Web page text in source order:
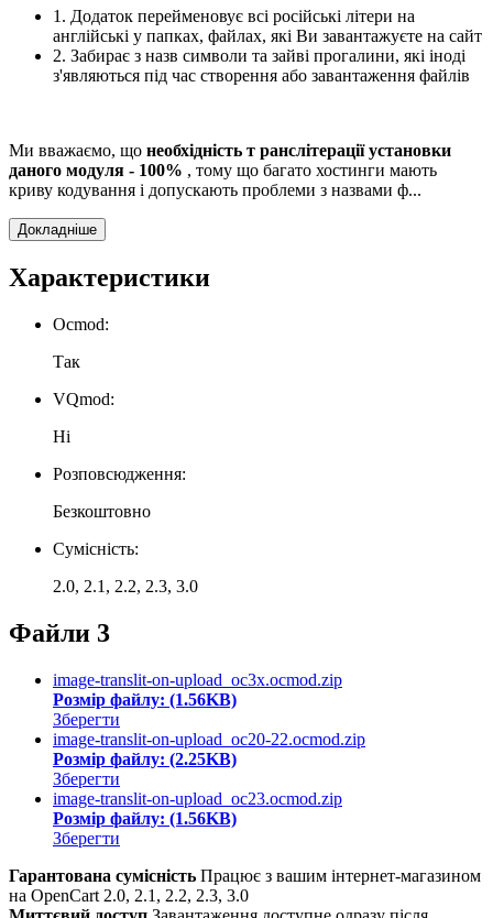
1. Додаток перейменовує всі російські літери на
англійські у папках, файлах, які Ви завантажуєте на сайт
2. Забирає з назв символи та зайві прогалини, які іноді
з'являються під час створення або завантаження файлів
Ми вважаємо, що необхідність т ранслітерації установки
даного модуля - 100% , тому що багато хостинги мають
криву кодування і допускають проблеми з назвами ф...
Докладніше
Характеристики
Ocmod:
Так
VQmod:
Ні
Розповсюдження:
Безкоштовно
Сумісність:
2.0, 2.1, 2.2, 2.3, 3.0
Файли 3
image-translit-on-upload_oc3x.ocmod.zip
Розмір файлу: (1.56KB)
Зберегти
image-translit-on-upload_oc20-22.ocmod.zip
Розмір файлу: (2.25KB)
Зберегти
image-translit-on-upload_oc23.ocmod.zip
Розмір файлу: (1.56KB)
Зберегти
Гарантована сумісність Працює з вашим інтернет-магазином
на OpenCart 2.0, 2.1, 2.2, 2.3, 3.0